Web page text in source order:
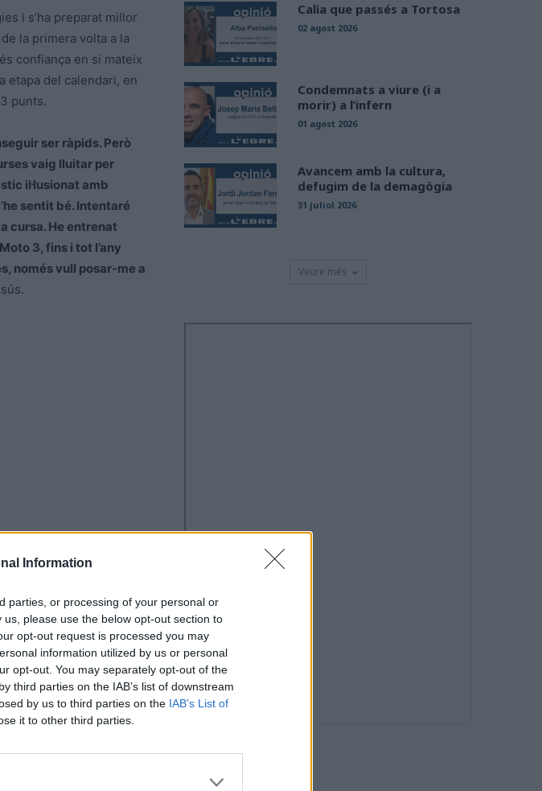
Information
parties, or processing of your personal or
please use the below opt-out section to
opt-out request is processed you may
information utilized by us or personal
opt-out. You may separately opt-out of the
third parties on the IAB’s list of downstream
by us to third parties on the IAB’s List of
it to other third parties.
i s’ha preparat millor
la primera volta a la
confiança en si mateix
etapa del calendari, en
punts.
ser ràpids. Però
vaig lluitar per
il·lusionat amb
sentit bé. Intentaré
cursa. He entrenat
3, fins i tot l’any
només vull posar-me a
Calia que passés a Tortosa
02 agost 2026
Condemnats a viure (i a
morir) a l’infern
01 agost 2026
Avancem amb la cultura,
defugim de la demagògia
31 juliol 2026
Veure més